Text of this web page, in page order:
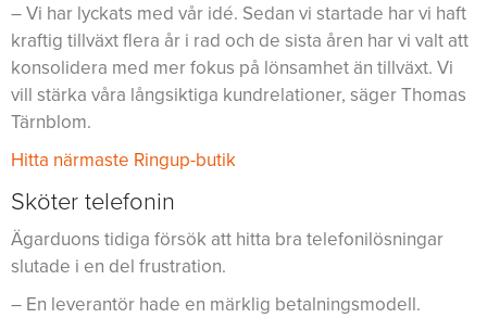
– Vi har lyckats med vår idé. Sedan vi startade har vi haft
kraftig tillväxt flera år i rad och de sista åren har vi valt att
konsolidera med mer fokus på lönsamhet än tillväxt. Vi
vill stärka våra långsiktiga kundrelationer, säger Thomas
Tärnblom.
Hitta närmaste Ringup-butik
Sköter telefonin
Ägarduons tidiga försök att hitta bra telefonilösningar
slutade i en del frustration.
– En leverantör hade en märklig betalningsmodell.